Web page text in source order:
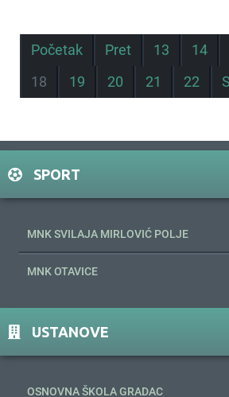
Početak Pret 13 14
18
19 20 21 22
SPORT
MNK SVILAJA MIRLOVIĆ POLJE
MNK OTAVICE
USTANOVE
OSNOVNA ŠKOLA GRADAC